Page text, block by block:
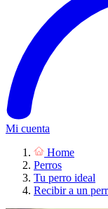
Mi cuenta
Home
Perros
Tu perro ideal
Recibir a un